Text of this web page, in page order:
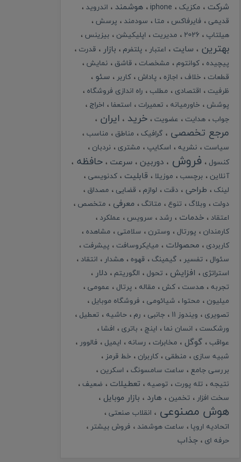
شرکت مکزیک iphone هوشمند
اندروید
قدیمی
فایرفاکس متا سودمند
پرسش
هیلتاپ
2026 مدیریت اپلیکیشن بیزینس
بهترین سایت اعتبار پلتفرم بازار
قدرت
پیچیده
کوانتوم مشخصات قاشق
نمایش
قطعات
خلاف اجازه پاداش کاربر سئو
ظرفیت اقتصادی مطلب
راه اندازی فروشگاه
پوشش
خاورمیانه تعمیرات استعفا
اخراج
جواب
هدایت عضویت خرید
ایران
مرجع تخصصی
گرافیک مناطق
مناسب
سیاست
نشریه اسکایپ مشتری
نردبان
کنسول
فروش دوربین سرعت حافظه
آنلاین برچسب موزیلا قابلیت
کدنویسی
لینک
طراحی دقت لوازم قضایی
مصداق
دولت
وبلاگ تنوع متاتگ معرفی
متخصص
اعتقاد
خدمات رشد سرویس
عملکرد
کارمندان
پورتال وسترن سلامتی
مشاهده
کاربردی
محصولات میایکروسافت
پیشرفت
سئوال
تفسیر گیمینگ قهوه هشدار
انتقاد
استراتژی
افزایش تحول الگوریتم دلار
تجربه هدست کش مقاله پرتال
عمومی
میلیون
محتوا شیائومی
فروشگاه موبایل
تصویری
ویندوز 11 جانبی رم حاشیه
تعطیل
ورشکست
انسان نما اینچ باتری
افشا
عواقب
گوگل مخابرات رسانه ایمیل
فالوور
شبیه سازی
منطقی کاربران
خط قرمز
بررسی جامع
ساعت سامسونگ
اسکرین
نتیجه
تله پورت توصیه تعطیلات
ضعیف
سخت افزار
تخمین هارد بازار موبایل
هوش مصنوعی
انقلاب صنعتی
اتحادیه اروپا
ساعت هوشمند
فروش بیشتر
حرفه ای
جذاب